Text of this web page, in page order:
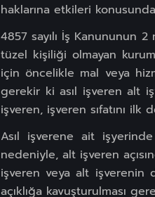
haklarına etkileri
4857 sayılı İş Kanununun
tüzel kişiliği olmayan
için öncelikle mal veya
gerekir ki asıl işveren alt
işveren, işveren sıfatını
Asıl işverene ait
nedeniyle, alt işveren
işveren veya alt işverenin
açıklığa kavuşturulması